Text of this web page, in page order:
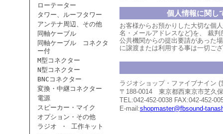
ローテーター
タワー、ルーフタワー
アンテナ周辺、その他
同軸ケーブル
同軸ケーブル コネクタ
ー付
M型コネクター
N型コネクター
BNCコネクター
変換・中継コネクター
電源
スピーカー・マイク
オプション・その他
ラジオ ・ 工作キット
個人情報に関し
お客様からお預かりした大切な個
名・メールアドレスなど)を、 裁判
公共機関からの提出要請があった
に譲渡または利用する事は一切ご
ラジオショップ・ファイブナイン
〒188-0014 東京都西東京市芝久
TEL:042-452-0038 FAX:042-452-
E-mail:shopmaster@fbsound-